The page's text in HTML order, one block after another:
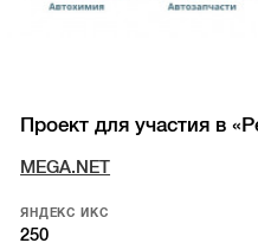
Проект для участия в
MEGA.NET
ЯНДЕКС ИКС
250